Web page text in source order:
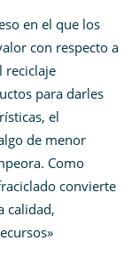
en el que los
con respecto a
reciclaje
para darles
el
de menor
Como
convierte
calidad,